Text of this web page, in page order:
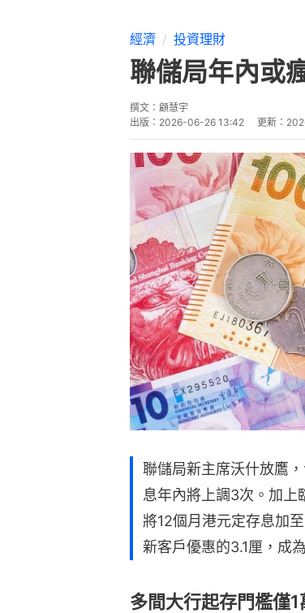
經濟 投資理財
聯儲局年內或
撰文： 顧慧宇
出版： 2026-06-26 13:42 更新：
聯儲局新主席沃什放鷹
息年內將上調3次。加上
將12個月港元定存息加
新客戶優惠的3.1厘，成
多間大行起存門檻僅1